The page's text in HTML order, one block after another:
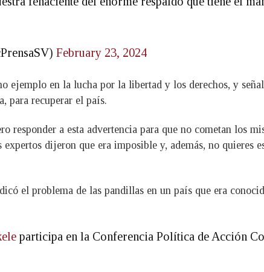
February 23, 2024
ejemplo en la lucha por la libertad y los derechos, y
para recuperar el país.
responder a esta advertencia para que no cometan los
dijeron que era imposible y, además, no quieres
el problema de las pandillas en un país que era
participa en la Conferencia Política de Acción